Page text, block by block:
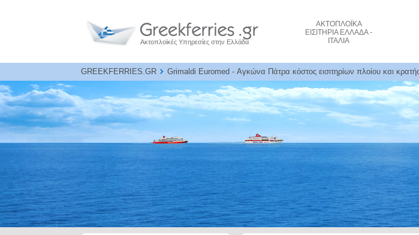
Ακτοπλοϊκές Υπηρεσίες στην Ελλάδα
ΑΚΤΟΠΛΟΪΚΑ
ΕΙΣΙΤΗΡΙΑ ΕΛΛΑΔΑ -
ΙΤΑΛΙΑ
GREEKFERRIES.GR Grimaldi Euromed - Αγκώνα Πάτρα κόστος εισιτηρίων πλοίου και